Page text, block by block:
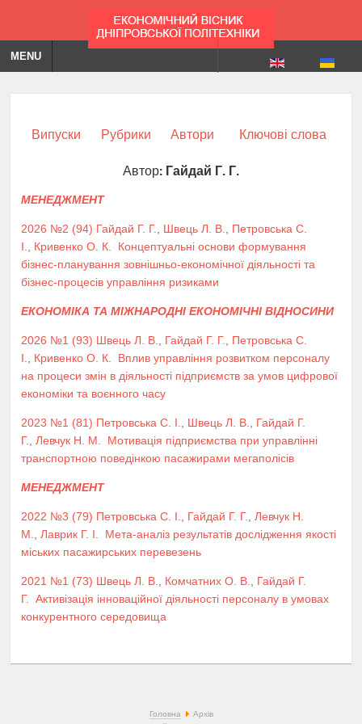
MENU
Випуски Рубрики Автори Ключові слова
Автор: Гайдай Г. Г.
МЕНЕДЖМЕНТ
2026 №2 (94) Гайдай Г. Г. Швець Л. В.
Петровська С.
І.
Кривенко О. К.
Концептуальні основи формування
бізнес-планування зовнішньо-економічної діяльності та
бізнес-процесів управління ризиками
ЕКОНОМІКА ТА МІЖНАРОДНІ ЕКОНОМІЧНІ ВІДНОСИНИ
2026 №1 (93) Швець Л. В. Гайдай Г. Г.
Петровська С.
І.
Кривенко О. К.
Вплив управління розвитком персоналу
на процеси змін в діяльності підприємств за умов цифрової
економіки та воєнного часу
2023 №1 (81) Петровська С. І. Швець Л. В.
Гайдай Г.
Г.
Левчук Н. М.
Мотивація підприємства при управлінні
транспортною поведінкою пасажирами мегаполісів
МЕНЕДЖМЕНТ
2022 №3 (79) Петровська С. І. Гайдай Г. Г.
Левчук Н.
М.
Лаврик Г. І.
Мета-аналіз результатів дослідження якості
міських пасажирських перевезень
2021 №1 (73) Швець Л. В. Комчатних О. В.
Гайдай Г.
Г.
Активізація інноваційної діяльності персоналу в умовах
конкурентного середовища
Головна
Архів